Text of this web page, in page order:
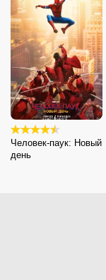
Человек-паук: Новый
день